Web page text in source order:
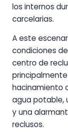
los internos
carcelarias.
A este
condiciones
centro de
hacinamiento
agua potable,
y una
reclusos.